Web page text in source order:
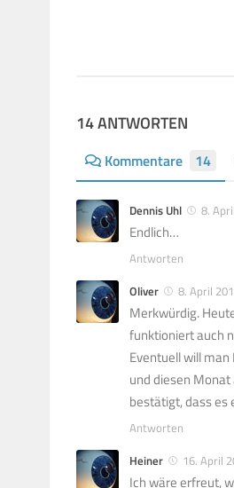
14 ANTWORTEN
Kommentare 14
Dennis Uhl 8.
Endlich…
Antworten
Oliver
8. April
Merkwürdig.
funktioniert auch
Eventuell will
und diesen
bestätigt, dass es
Antworten
Heiner
16. April
Ich wäre erfreut,